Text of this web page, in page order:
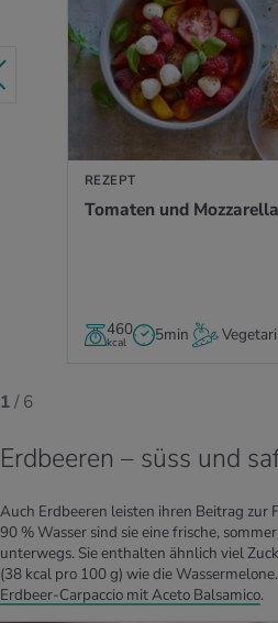
REZEPT
To­ma­ten und
460
kcal 5min
ZUM REZEPT
1/ 6
Erdbeeren – süss und
Auch Erdbeeren leisten ihren Beitrag zur
90 % Wasser sind sie eine frische,
unterwegs. Sie enthalten ähnlich viel
(38 kcal pro 100 g) wie die
Erdbeer-Carpaccio mit Aceto Balsamico.